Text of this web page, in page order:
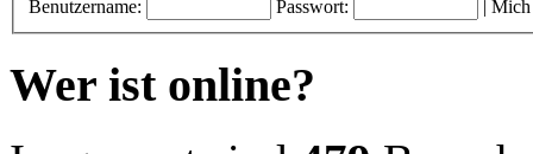
Benutzername: Passwort: | Mich
Wer ist online?